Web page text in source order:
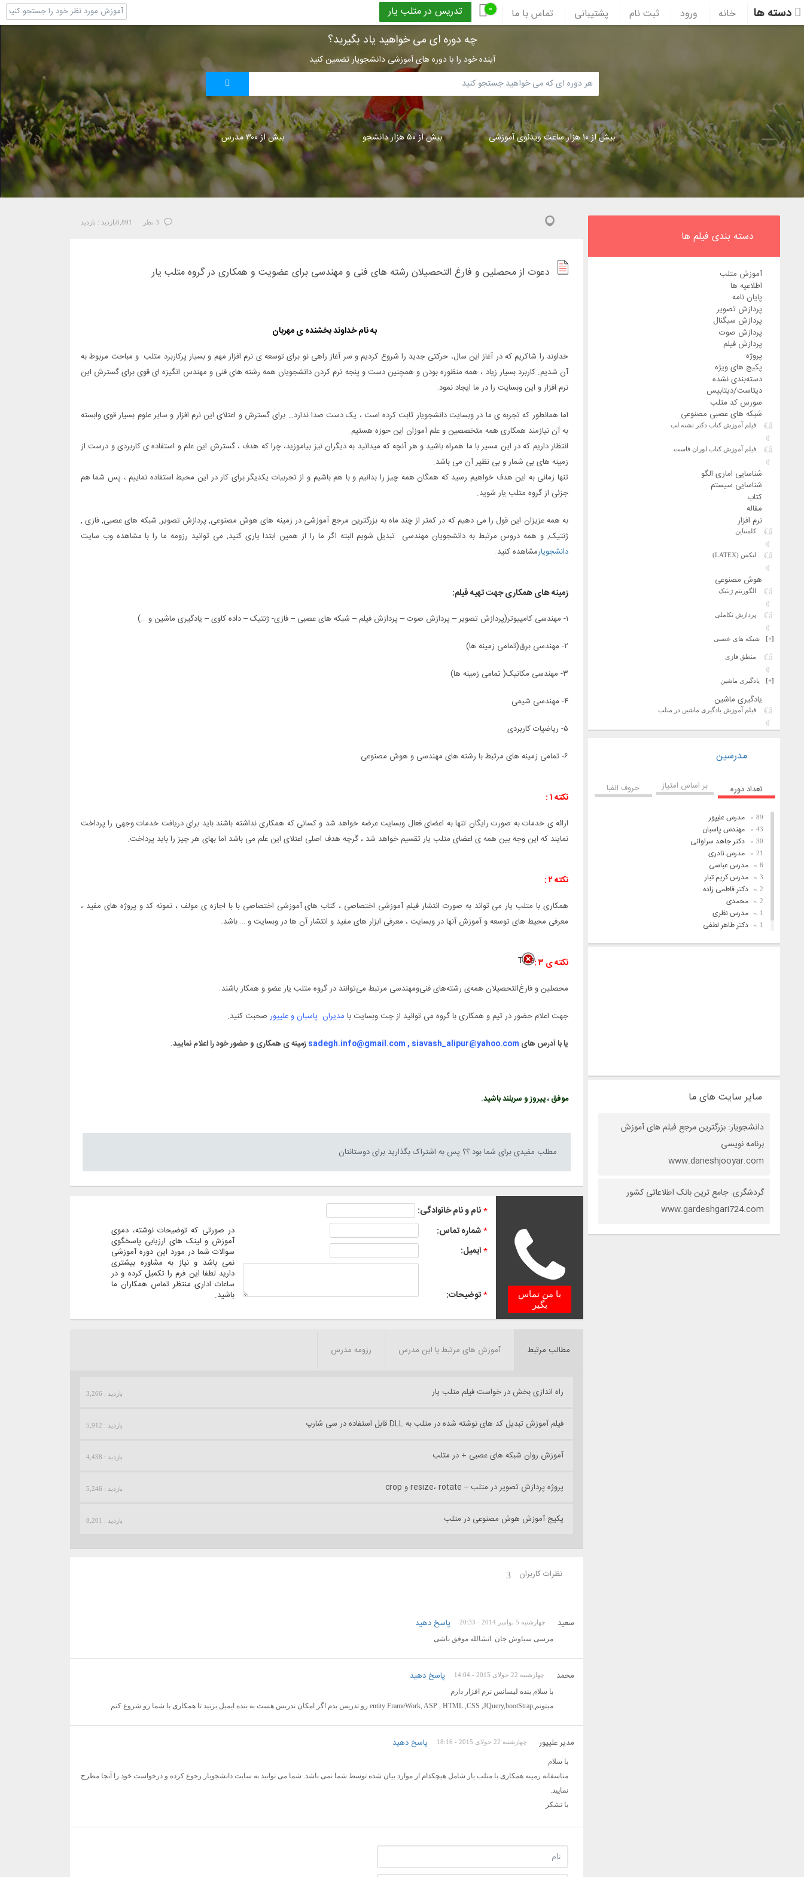
دسته ها خانه ورود ثبت نام پشتیبانی تماس با ما ۰ تدریس در متلب یار
چه دوره ای می خواهید یاد بگیرید؟
آینده خود را با دوره های آموزشی دانشجویار تضمین کنید
بیش از ۱۰ هزار ساعت ویدئوی آموزشی بیش از ۵۰ هزار دانشجو بیش از ۳۰۰ مدرس
3 نظر بازدید :6,891 بازدید
دعوت از محصلین و فارغ التحصیلان رشته های فنی و مهندسی برای عضویت و همکاری در گروه متلب یار
به نام خداوند بخشنده ی مهربان
خداوند را شاکریم که در آغاز این سال، حرکتی جدید را شروع کردیم و سر آغاز راهی نو برای توسعه ی نرم افزار مهم و بسیار پرکاربرد متلب و مباحث مربوط به
آن شدیم. کاربرد بسیار زیاد ، همه منظوره بودن و همچنین دست و پنجه نرم کردن دانشجویان همه رشته های فنی و مهندس انگیزه ای قوی برای گسترش این
نرم افزار و این وبسایت را در ما ایجاد نمود.
اما همانطور که تجربه ی ما در وبسایت دانشجویار ثابت کرده است ، یک دست صدا ندارد… برای گسترش و اعتلای این نرم افزار و سایر علوم بسیار قوی وابسته
به آن نیازمند همکاری همه متخصصین و علم آموزان این حوزه هستیم.
انتظار داریم که در این مسیر با ما همراه باشید و هر آنچه که میدانید به دیگران نیز بیاموزید، چرا که هدف ، گسترش این علم و استفاده ی کاربردی و درست از
زمینه های بی شمار و بی نظیر آن می باشد.
تنها زمانی به این هدف خواهیم رسید که همگان همه چیز را بدانیم و با هم باشیم و از تجربیات یکدیگر برای کار در این محیط استفاده نماییم ، پس شما هم
جزئی از گروه متلب یار شوید.
به همه عزیزان این قول را می دهیم که در کمتر از چند ماه به بزرگترین مرجع آموزشی در زمینه های هوش مصنوعی, پردازش تصویر, شبکه های عصبی, فازی ,
ژنتیک, و همه دروس مرتبط به دانشجویان مهندسی تبدیل شویم البته اگر ما را از همین ابتدا یاری کنید, می توانید رزومه ما را با مشاهده وب سایت
دانشجویارمشاهده کنید.
زمینه های همکاری جهت تهیه فیلم:
۱- مهندسی کامپیوتر(پردازش تصویر – پردازش صوت – پردازش فیلم – شبکه های عصبی – فازی- ژنتیک – داده کاوی – یادگیری ماشین و …)
۲- مهندسی برق(تمامی زمینه ها)
۳- مهندسی مکانیک( تمامی زمینه ها)
۴- مهندسی شیمی
۵- ریاضیات کاربردی
۶- تمامی زمینه های مرتبط با رشته های مهندسی و هوش مصنوعی
نکته ۱ :
ارائه ی خدمات به صورت رایگان تنها به اعضای فعال وبسایت عرضه خواهد شد و کسانی که همکاری نداشته باشند باید برای دریافت خدمات وجهی را پرداخت
نمایند که این وجه بین همه ی اعضای متلب یار تقسیم خواهد شد ، گرچه هدف اصلی اعتلای این علم می باشد اما بهای هر چیز را باید پرداخت.
نکته ۲ :
همکاری با متلب یار می تواند به صورت انتشار فیلم آموزشی اختصاصی ، کتاب های آموزشی اختصاصی با با اجازه ی مولف ، نمونه کد و پروژه های مفید ،
معرفی محیط های توسعه و آموزش آنها در وبسایت ، معرفی ابزار های مفید و انتشار آن ها در وبسایت و … باشد.
نکته ی ۳ :
محصلین و فارغ‌التحصیلان همه‌ی رشته‌های فنی‌و‌مهندسی مرتبط می‌توانند در گروه متلب یار عضو و همکار باشند.
جهت اعلام حضور در تیم و همکاری با گروه می توانید از چت وبسایت با مدیران پاسبان و علیپور صحبت کنید.
یا با آدرس های sadegh.info@gmail.com , siavash_alipur@yahoo.comزمینه ی همکاری و حضور خود را اعلام نمایید.
موفق ، پیروز و سربلند باشید.
مطلب مفیدی برای شما بود ؟؟ پس به اشتراک بگذارید برای دوستانتان
با من تماس
بگیر
*نام و نام خانوادگی:
*شماره تماس:
*ایمیل:
*توضیحات:
در صورتی که توضیحات نوشته، دموی
آموزش و لینک های ارزیابی پاسخگوی
سوالات شما در مورد این دوره آموزشی
نمی باشد و نیاز به مشاوره بیشتری
دارید لطفا این فرم را تکمیل کرده و در
ساعات اداری منتظر تماس همکاران ما
باشید.
مطالب مرتبط آموزش های مرتبط با این مدرس رزومه مدرس
راه اندازی بخش در خواست فیلم متلب یار بازدید : 3,266
فیلم آموزش تبدیل کد های نوشته شده در متلب به DLL قابل استفاده در سی شارپ بازدید : 5,912
آموزش روان شبکه های عصبی + در متلب بازدید : 4,438
پروژه پردازش تصویر در متلب – resize، rotate و crop بازدید : 5,246
پکیج آموزش هوش مصنوعی در متلب بازدید : 8,201
نظرات کاربران 3
سعید چهارشنبه 5 نوامبر 2014 - 20:33 پاسخ دهید
مرسی سیاوش جان .انشالله موفق باشی
محمد چهارشنبه 22 جولای 2015 - 14:04 پاسخ دهید
با سلام بنده لیسانس نرم افزار دارم
میتونم,entity FrameWork, ASP , HTML ,CSS ,JQuery,bootStrap رو تدریس بدم اگر امکان تدریس هست به بنده ایمیل بزنید تا همکاری با شما رو شروع کنم
مدیر علیپور چهارشنبه 22 جولای 2015 - 18:16 پاسخ دهید
با سلام
متاسفانه زمینه همکاری با متلب یار شامل هیچکدام از موارد بیان شده توسط شما نمی باشد. شما می توانید به سایت دانشجویار رجوع کرده و درخواست خود را آنجا مطرح
نمایید.
با تشکر
دسته بندی فیلم ها
آموزش متلب
اطلاعیه ها
پایان نامه
پردازش تصویر
پردازش سیگنال
پردازش صوت
پردازش فیلم
پروژه
پکیج های ویژه
دسته‌بندی نشده
دیتاست/دیتابیس
سورس کد متلب
شبکه های عصبی مصنوعی
فیلم آموزش کتاب دکتر تشنه لب
فیلم آموزش کتاب لوران فاست
شناسایی اماری الگو
شناسایی سیستم
کتاب
مقاله
نرم افزار
کلمنتاین
لتکس (LATEX)
هوش مصنوعی
الگوریتم ژنتیک
پردازش تکاملی
[+] شبکه های عصبی
منطق فازی
[+] یادگیری ماشین
یادگیری ماشین
فیلم آموزش یادگیری ماشین در متلب
مدرسین
تعداد دوره بر اساس امتیاز حروف الفبا
89 مدرس علیپور
43 مهندس پاسبان
30 دکتر جاهد سراوانی
21 مدرس نادری
6 مدرس عباسی
3 مدرس کریم تبار
2 دکتر فاطمی زاده
2 محمدی
1 مدرس نظری
1 دکتر طاهر لطفی
سایر سایت های ما
دانشجویار: بزرگترین مرجع فیلم های آموزش
برنامه نویسی
www.daneshjooyar.com
گردشگری: جامع ترین بانک اطلاعاتی کشور
www.gardeshgari724.com
Title